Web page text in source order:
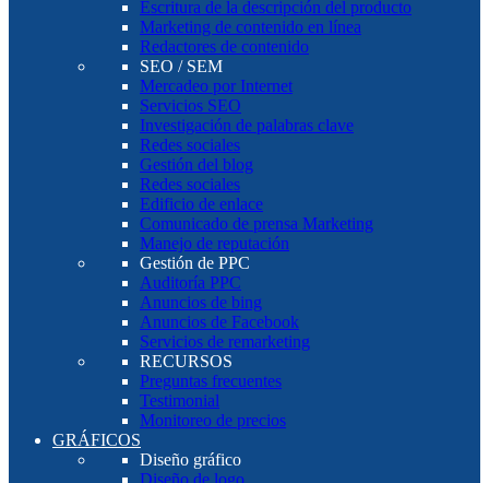
Escritura de la descripción del producto
Marketing de contenido en línea
Redactores de contenido
SEO / SEM
Mercadeo por Internet
Servicios SEO
Investigación de palabras clave
Redes sociales
Gestión del blog
Redes sociales
Edificio de enlace
Comunicado de prensa Marketing
Manejo de reputación
Gestión de PPC
Auditoría PPC
Anuncios de bing
Anuncios de Facebook
Servicios de remarketing
RECURSOS
Preguntas frecuentes
Testimonial
Monitoreo de precios
GRÁFICOS
Diseño gráfico
Diseño de logo